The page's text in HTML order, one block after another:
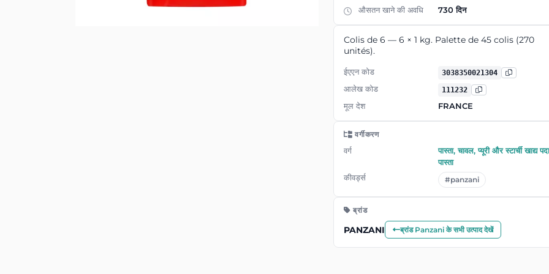
औसतन खाने की अवधि
730 दिन
Colis de 6 — 6 × 1 kg. Palette de 45 colis (270
unités).
ईएएन कोड 3038350021304
आलेख कोड 111232
मूल देश FRANCE
वर्गीकरण
वर्ग पास्ता, चावल, प्यूरी और स्टार्ची खाद्य
पास्ता
कीवर्ड्स
#panzani
ब्रांड
PANZANI ब्रांड Panzani के सभी उत्पाद देखें